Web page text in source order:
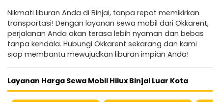
Nikmati liburan Anda di Binjai, tanpa repot memikirkan
transportasi! Dengan layanan sewa mobil dari Okkarent,
perjalanan Anda akan terasa lebih nyaman dan bebas
tanpa kendala. Hubungi Okkarent sekarang dan kami
siap membantu mewujudkan liburan impian Anda!
Layanan Harga Sewa Mobil Hilux Binjai Luar Kota